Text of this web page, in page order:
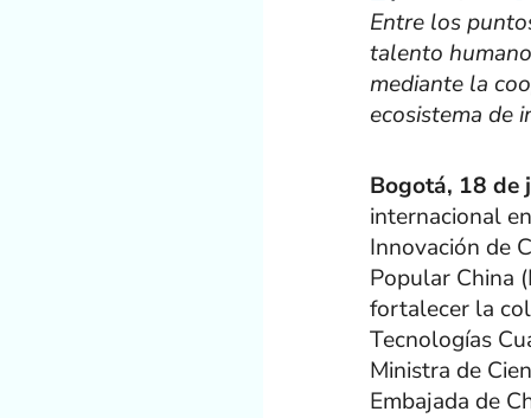
Entre los
talento
mediante la
ecosistema de
Bogotá, 18 de
internacional
Innovación de
Popular China
fortalecer la
Tecnologías
Ministra de
Embajada de